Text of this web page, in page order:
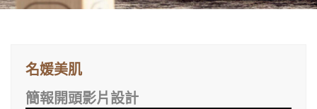
名媛美肌
簡報開頭影片設計